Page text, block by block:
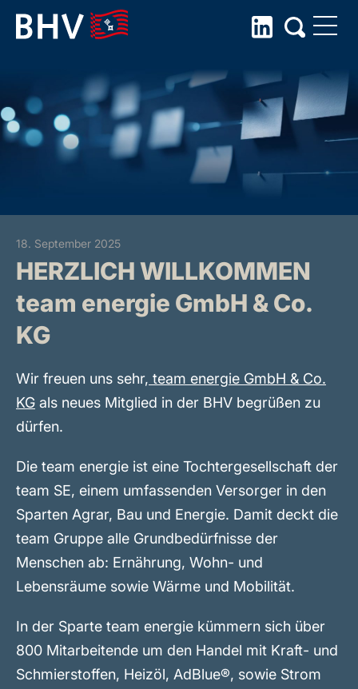
the
content
18. September 2025
HERZLICH WILLKOMMEN
team energie GmbH & Co.
KG
Wir freuen uns sehr, team energie GmbH & Co.
KG als neues Mitglied in der BHV begrüßen zu
dürfen.
Die team energie ist eine Tochtergesellschaft der
team SE, einem umfassenden Versorger in den
Sparten Agrar, Bau und Energie. Damit deckt die
team Gruppe alle Grundbedürfnisse der
Menschen ab: Ernährung, Wohn- und
Lebensräume sowie Wärme und Mobilität.
In der Sparte team energie kümmern sich über
800 Mitarbeitende um den Handel mit Kraft- und
Schmierstoffen, Heizöl, AdBlue®, sowie Strom